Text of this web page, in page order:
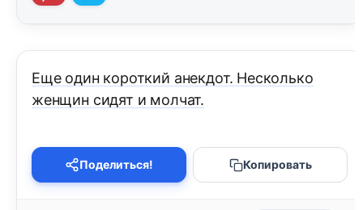
Еще один короткий анекдот. Несколько
женщин сидят и молчат.
Поделиться! Копировать